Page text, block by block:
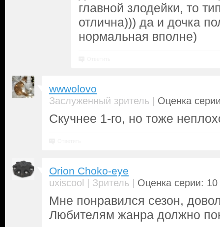
главной злодейки, то
отлична))) да и дочка
нормальная вполне)
wwwolovo
Заслуженный зритель | Оценка
Скучнее 1-го, но тоже
Orion Choko-eye
uxiscool | Зритель | Оценка серии: 10
Мне понравился сезон,
Любителям жанра должно